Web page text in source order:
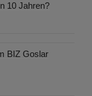
10 Jahren?
BIZ Goslar